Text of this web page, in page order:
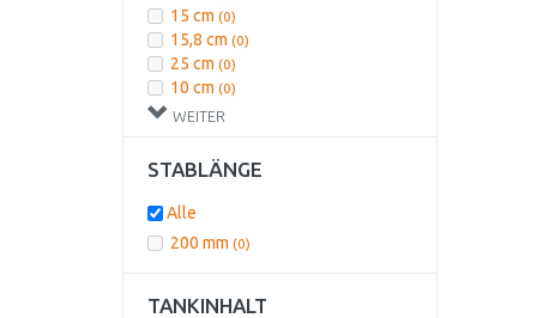
WEITER
15 cm (0)
15,8 cm (0)
25 cm (0)
10 cm (0)
30 cm(0)
STABLÄNGE
Alle
200 mm (0)
TANKINHALT